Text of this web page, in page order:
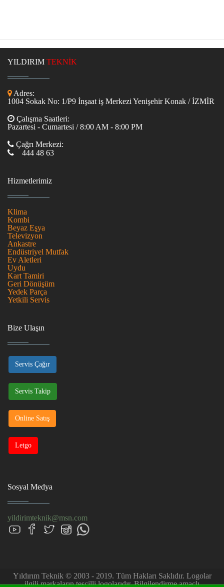
YILDIRIM TEKNİK
Adres:
1004 Sokak No: 1/P9 İnşaat iş Merkezi Yenişehir Konak / İZMİR
Çalışma Saatleri:
Pazartesi - Cumartesi / 8:00 AM - 8:00 PM
Çağrı Merkezi:
444 48 63
Hizmetlerimiz
Klima
Kombi
Beyaz Eşya
Televizyon
Ankastre
Endüstriyel Mutfak
Ev Aletleri
Uydu
Kart Tamiri
Geri Dönüşüm
Yedek Parça
Yetkili Servis
Bize Ulaşın
Servis Çağır
Servis Takip
Online Satış
Letgo
Sosyal Medya
yildirimteknik@msn.com
Yıldırım Teknik © 2003 - 2019. Tüm Hakları Saklıdır. Logolar
ilgili markaların tescilli logolarıdır. Bilgilendirme amaçlı